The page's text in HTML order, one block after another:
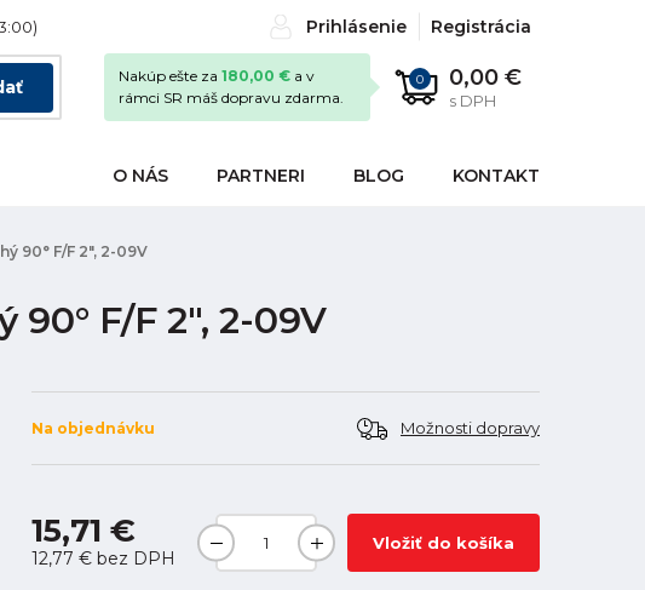
Prihlásenie Registrácia
0 0,00 €
s DPH
Nakúp ešte za 180,00 € a v
rámci SR máš dopravu zdarma.
O NÁS PARTNERI BLOG KONTAKT
90° F/F 2", 2-09V
F/F 2", 2-09V
Na objednávku Možnosti dopravy
15,71 €
12,77 € bez DPH
Vložiť do košíka